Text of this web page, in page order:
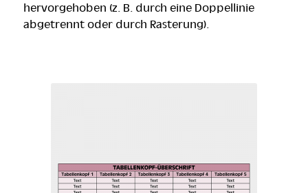
hervorgehoben (z. B. durch eine Doppellinie
abgetrennt oder durch Rasterung).